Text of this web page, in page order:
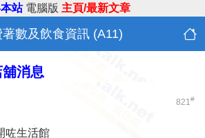
站 電腦版 主頁/最新文章
數及飲食資訊 (A11)
消息
821#
咗生活館